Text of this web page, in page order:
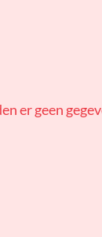
er geen